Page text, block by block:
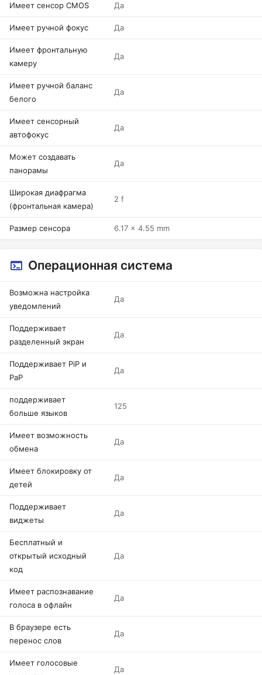
Имеет сенсор CMOS Да
Имеет ручной фокус Да
Имеет фронтальную
камеру
Да
Имеет ручной баланс
белого
Да
Имеет сенсорный
автофокус
Да
Может создавать
панорамы
Да
Широкая диафрагма
(фронтальная камера)
2 f
Размер сенсора 6.17 x 4.55 mm
Операционная система
Возможна настройка
уведомлений
Да
Поддерживает
разделенный экран
Да
Поддерживает PiP и
PaP
Да
поддерживает
больше языков
125
Имеет возможность
обмена
Да
Имеет блокировку от
детей
Да
Поддерживает
виджеты
Да
Бесплатный и
открытый исходный
код
Да
Имеет распознавание
голоса в офлайн
Да
В браузере есть
перенос слов
Да
Имеет голосовые
Да